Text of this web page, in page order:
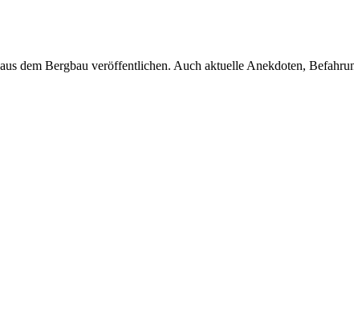
dem Bergbau veröffentlichen. Auch aktuelle Anekdoten,